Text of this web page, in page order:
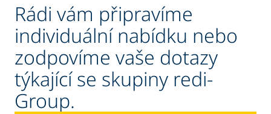
Rádi vám připravíme
individuální nabídku nebo
zodpovíme vaše dotazy
týkající se skupiny redi-
Group.